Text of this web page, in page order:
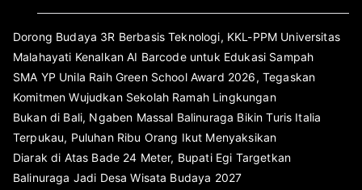
Dorong Budaya 3R Berbasis Teknologi, KKL-PPM Universitas
Malahayati Kenalkan AI Barcode untuk Edukasi Sampah
SMA YP Unila Raih Green School Award 2026, Tegaskan
Komitmen Wujudkan Sekolah Ramah Lingkungan
Bukan di Bali, Ngaben Massal Balinuraga Bikin Turis Italia
Terpukau, Puluhan Ribu Orang Ikut Menyaksikan
Diarak di Atas Bade 24 Meter, Bupati Egi Targetkan
Balinuraga Jadi Desa Wisata Budaya 2027